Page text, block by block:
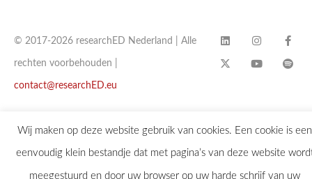
© 2017-2026 researchED Nederland | Alle
rechten voorbehouden |
contact@researchED.eu
Wij maken op deze website gebruik van cookies. Een cookie is een
eenvoudig klein bestandje dat met pagina’s van deze website
meegestuurd en door uw browser op uw harde schrijf van uw